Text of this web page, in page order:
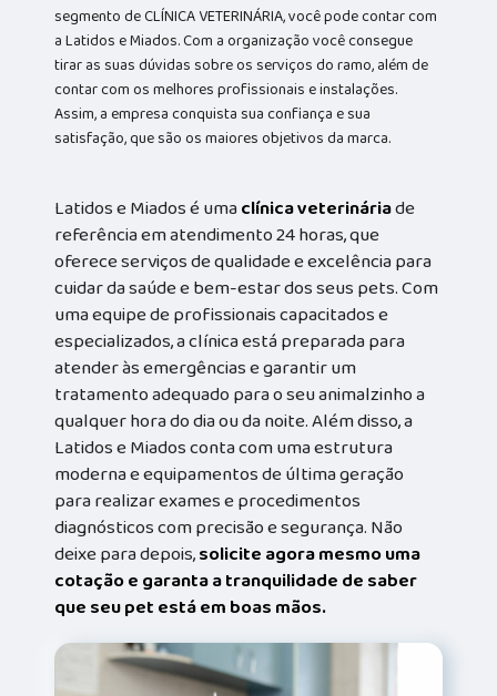
segmento de CLÍNICA VETERINÁRIA, você pode contar com
a Latidos e Miados. Com a organização você consegue
tirar as suas dúvidas sobre os serviços do ramo, além de
contar com os melhores profissionais e instalações.
Assim, a empresa conquista sua confiança e sua
satisfação, que são os maiores objetivos da marca.
Latidos e Miados é umaclínica veterináriade
referência em atendimento 24 horas, que
oferece serviços de qualidade e excelência para
cuidar da saúde e bem-estar dos seus pets. Com
uma equipe de profissionais capacitados e
especializados, a clínica está preparada para
atender às emergências e garantir um
tratamento adequado para o seu animalzinho a
qualquer hora do dia ou da noite. Além disso, a
Latidos e Miados conta com uma estrutura
moderna e equipamentos de última geração
para realizar exames e procedimentos
diagnósticos com precisão e segurança. Não
deixe para depois,solicite agora mesmo uma
cotação e garanta a tranquilidade de saber
que seu pet está em boas mãos.